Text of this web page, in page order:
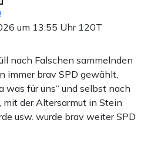
um 13:55 Uhr 120T
nach Falschen sammelnden
immer brav SPD gewählt,
was für uns“ und selbst nach
mit der Altersarmut in Stein
usw. wurde brav weiter SPD